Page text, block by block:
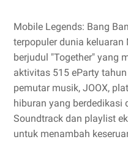
Mobile Legends: Bang
terpopuler dunia
berjudul "Together" yang
aktivitas 515 eParty
pemutar musik, JOOX,
hiburan yang berdedikasi
Soundtrack dan playlist
untuk menambah